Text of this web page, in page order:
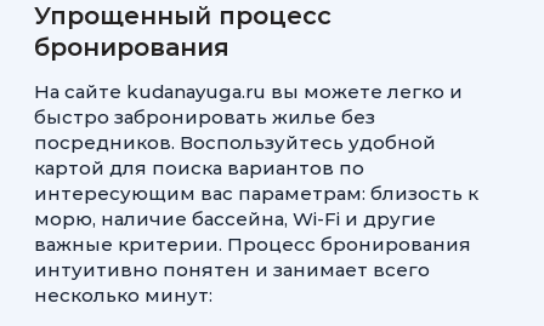
Упрощенный процесс
бронирования
На сайте kudanayuga.ru вы можете легко и
быстро забронировать жилье без
посредников. Воспользуйтесь удобной
картой для поиска вариантов по
интересующим вас параметрам: близость к
морю, наличие бассейна, Wi-Fi и другие
важные критерии. Процесс бронирования
интуитивно понятен и занимает всего
несколько минут: